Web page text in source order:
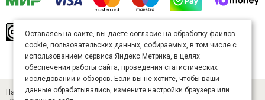
произведение доступно полицензии Creative
Commons «Attribution» («Атрибуция») 4.0
Непортированная.
Карта сайта
Научный журнал «Студенческий» (ISSN 2541-9412). Издатель — ООО
Оставаясь на сайте, вы даете согласие на обработку файлов
cookie, пользовательских данных, собираемых, в том числе с
использованием сервиса Яндекс.Метрика, в целях
обеспечения работы сайта, проведения статистических
исследований и обзоров. Если вы не хотите, чтобы ваши
данные обрабатывались, измените настройки браузера или